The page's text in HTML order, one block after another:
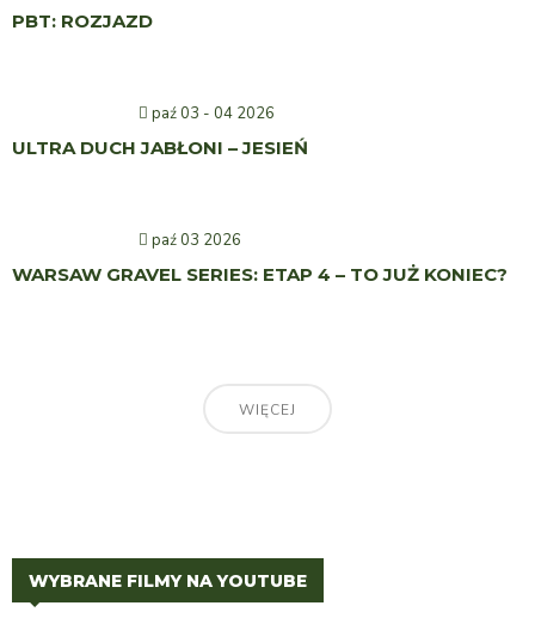
PBT: ROZJAZD
paź 03 - 04 2026
ULTRA DUCH JABŁONI – JESIEŃ
paź 03 2026
WARSAW GRAVEL SERIES: ETAP 4 – TO JUŻ KONIEC?
WIĘCEJ
WYBRANE FILMY NA YOUTUBE